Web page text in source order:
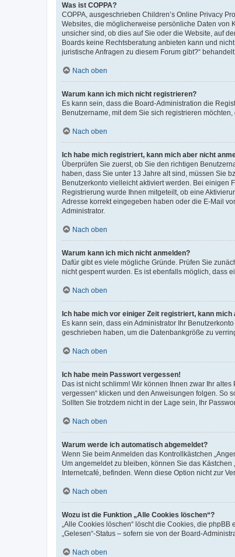
Was ist COPPA?
COPPA, ausgeschrieben Children’s Online Privacy
Websites, die möglicherweise persönliche Daten von
unsicher sind, ob dies auf Sie oder die Website, auf
Boards keine Rechtsberatung anbieten kann und
juristische Anfragen zu diesem Forum gibt?“ behandelt
Nach oben
Warum kann ich mich nicht registrieren?
Es kann sein, dass die Board-Administration die
Benutzername, mit dem Sie sich registrieren
Nach oben
Ich habe mich registriert, kann mich aber nicht
Überprüfen Sie zuerst, ob Sie den richtigen
haben, dass Sie unter 13 Jahre alt sind, müssen Sie
Benutzerkonto vielleicht aktiviert werden. Bei einigen
Registrierung wurde Ihnen mitgeteilt, ob eine
Adresse korrekt eingegeben haben oder die E-Mail
Administrator.
Nach oben
Warum kann ich mich nicht anmelden?
Dafür gibt es viele mögliche Gründe. Prüfen Sie
nicht gesperrt wurden. Es ist ebenfalls möglich, dass
Nach oben
Ich habe mich vor einiger Zeit registriert, kann mich
Es kann sein, dass ein Administrator Ihr
geschrieben haben, um die Datenbankgröße zu
Nach oben
Ich habe mein Passwort vergessen!
Das ist nicht schlimm! Wir können Ihnen zwar Ihr
vergessen“ klicken und den Anweisungen folgen. So
Sollten Sie trotzdem nicht in der Lage sein, Ihr
Nach oben
Warum werde ich automatisch abgemeldet?
Wenn Sie beim Anmelden das Kontrollkästchen
Um angemeldet zu bleiben, können Sie das
Internetcafé, befinden. Wenn diese Option nicht zur
Nach oben
Wozu ist die Funktion „Alle Cookies löschen“?
„Alle Cookies löschen“ löscht die Cookies, die
„Gelesen“-Status – sofern sie von der Board-
Nach oben